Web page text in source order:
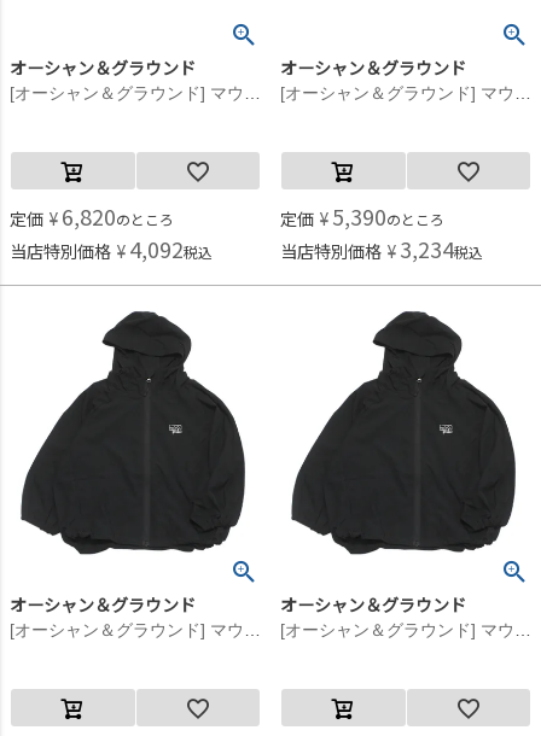
オーシャン＆グラウンド
定価 ¥ 6,820のところ
当店特別価格 ¥ 4,092税込
オーシャン＆グラウンド
定価 ¥ 5,390のところ
当店特別価格 ¥ 3,234税込
オーシャン＆グラウンド オーシャン＆グラウンド